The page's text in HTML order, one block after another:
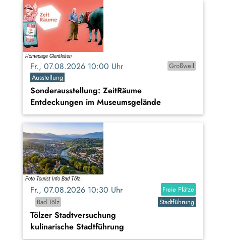
Fr., 07.08.2026 10:00 Uhr
Großweil
Ausstellung
Sonderausstellung: ZeitRäume
Entdeckungen im Museumsgelände
Fr., 07.08.2026 10:30 Uhr
Freie Plätze
Bad Tölz
Stadtführung
Tölzer Stadtversuchung
kulinarische Stadtführung